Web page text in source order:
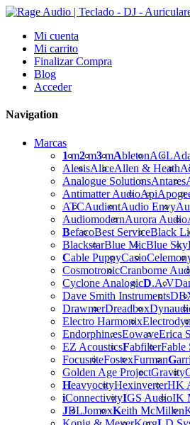
Mi cuenta
Mi carrito
Finalizar Compra
Blog
Acceder
Navigation
Marcas
1m2m3mAbletonACL
AlesisAliceAllen & Heath
Analogue SolutionsAntares
Antimatter AudioApi
ATCAudientAudio Envy
AudiomodernAurora Audio
BefacoBest ServiceBlack
BlackstarBlue MicBlue Sky
Cable PuppyCasio
CosmotronicCranborne
Cyclone AnalogicD.A.V
Dave Smith Instruments
DrawmerDreadbox
Electro Harmonix
Endorphin.esEowaveErica
EZ AcousticsFabfilterFable
FocusriteFostexFurmanG
Golden Age ProjectGravity
HeavyocityHexinverterHK
iConnectivityIGS AudioIK
JBLJomoxKeith McMillen